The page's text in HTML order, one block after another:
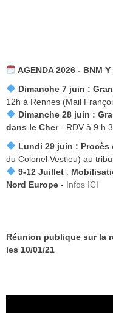
AGENDA 2026 - BNM Y
Dimanche 7 juin :
12h à Rennes (Mail
Dimanche 28 juin :
dans le Cher- RDV à 9 h
Lundi 29 juin : Procès
du Colonel Vestieu) au
9-12 Juillet:
Nord Europe - Infos ICI
Réunion publique sur la
les 10/01/21